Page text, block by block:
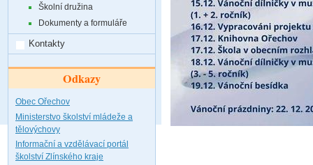
Školní družina
Dokumenty a formuláře
Kontakty
Odkazy
Obec Ořechov
Ministerstvo školství mládeže a
tělovýchovy
Informační a vzdělávací portál
školství Zlínského kraje